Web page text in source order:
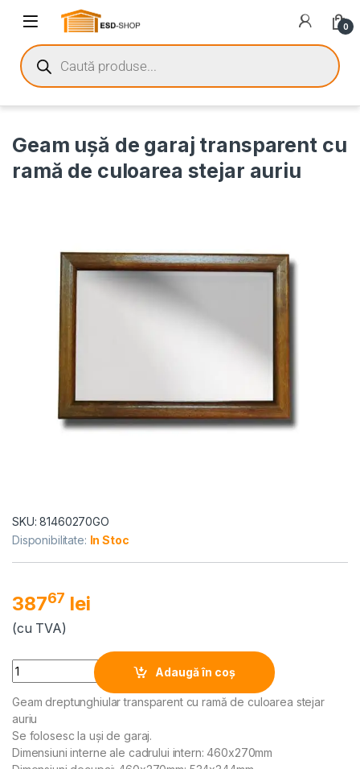
0
Geam ușă de garaj transparent cu
ramă de culoarea stejar auriu
SKU: 81460270GO
Disponibilitate: In Stoc
38767 lei
(cu TVA)
Quantity
Adaugă în coș
Geam dreptunghiular transparent cu ramă de culoarea stejar
auriu
Se folosesc la uși de garaj.
Dimensiuni interne ale cadrului intern: 460x270mm